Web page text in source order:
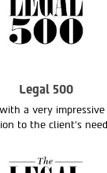
Legal 500
a very
to the client’s